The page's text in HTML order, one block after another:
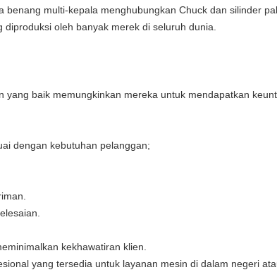
benang multi-kepala menghubungkan Chuck dan silinder
oleh banyak merek di seluruh dunia.
yang baik memungkinkan mereka untuk mendapatkan
dengan kebutuhan pelanggan;
kekhawatiran klien.
yang tersedia untuk layanan mesin di dalam negeri